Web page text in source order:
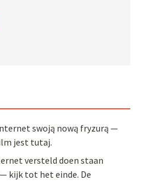
swoją nową fryzurą —
jest tutaj.
versteld doen staan
kijk tot het einde. De